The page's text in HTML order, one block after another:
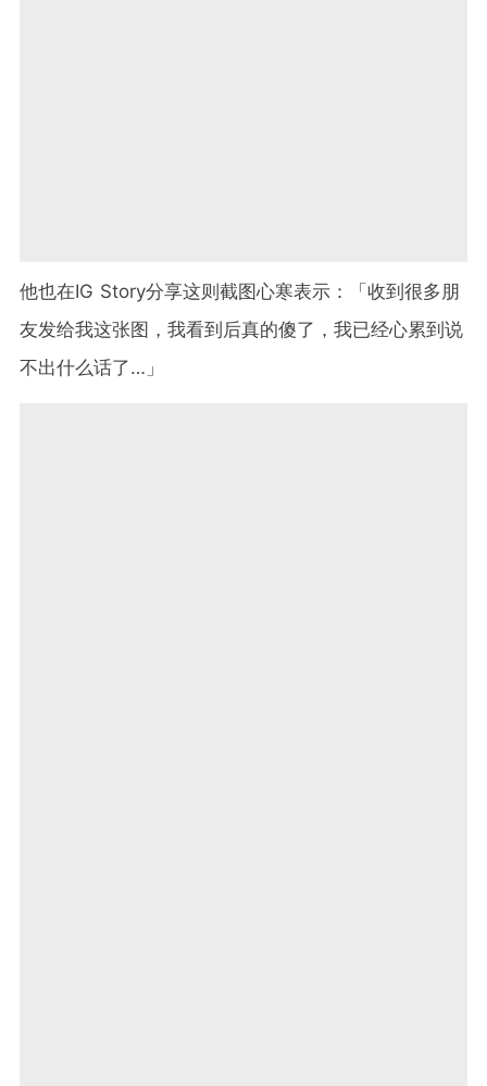
他也在IG Story分享这则截图心寒表示：「收到很多朋
友发给我这张图，我看到后真的傻了，我已经心累到说
不出什么话了…」